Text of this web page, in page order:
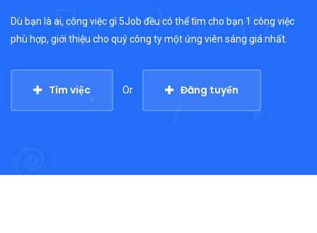
Dù bạn là ai, công việc gì 5Job đều có thể tìm cho bạn 1 công việc
phù hợp, giới thiệu cho quý công ty một ứng viên sáng giá nhất.
Tìm việc Or Đăng tuyển